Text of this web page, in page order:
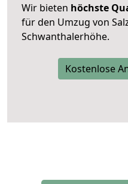
Wir bieten höchste
für den Umzug von
Schwanthalerhöhe.
Kostenlose